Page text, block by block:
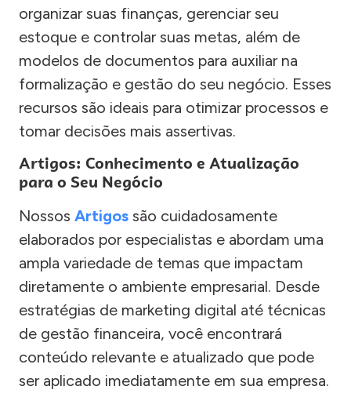
organizar suas finanças, gerenciar seu
estoque e controlar suas metas, além de
modelos de documentos para auxiliar na
formalização e gestão do seu negócio. Esses
recursos são ideais para otimizar processos e
tomar decisões mais assertivas.
Artigos: Conhecimento e Atualização
para o Seu Negócio
Nossos Artigos são cuidadosamente
elaborados por especialistas e abordam uma
ampla variedade de temas que impactam
diretamente o ambiente empresarial. Desde
estratégias de marketing digital até técnicas
de gestão financeira, você encontrará
conteúdo relevante e atualizado que pode
ser aplicado imediatamente em sua empresa.